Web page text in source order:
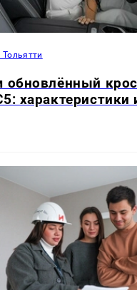
обновлённый
характеристики